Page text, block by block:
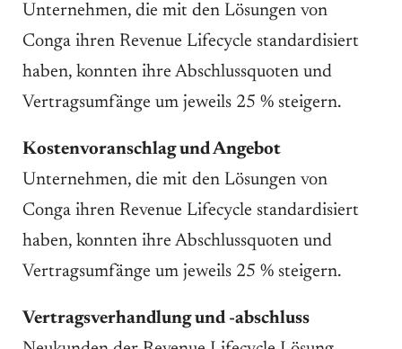
Unternehmen, die mit den Lösungen von
Conga ihren Revenue Lifecycle standardisiert
haben, konnten ihre Abschlussquoten und
Vertragsumfänge um jeweils 25 % steigern.
Kostenvoranschlag und Angebot
Unternehmen, die mit den Lösungen von
Conga ihren Revenue Lifecycle standardisiert
haben, konnten ihre Abschlussquoten und
Vertragsumfänge um jeweils 25 % steigern.
Vertragsverhandlung und -abschluss